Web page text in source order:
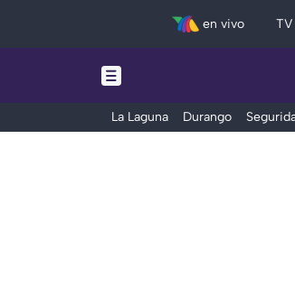
en vivo
La Laguna Durango